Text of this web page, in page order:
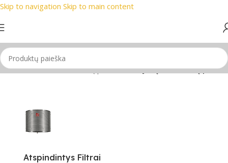
Skip to navigation Skip to main content
prekių ženklai 📦 Nemokamas
/Mikrofonas/Mikrofonų priedai/Studijinių mikrofonų priedai
Atspindintys Filtrai